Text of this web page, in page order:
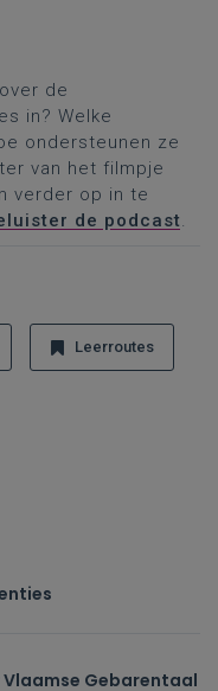
de
in? Welke
ondersteunen ze
van het filmpje
verder op in te
de podcast.
Leerroutes
Gebarentaal